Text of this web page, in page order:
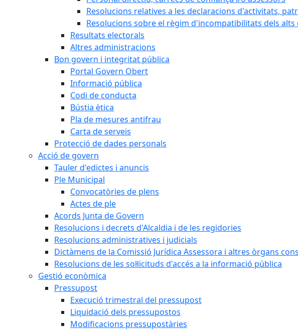
Resolucions relatives a les declaracions d'activitats,
Resolucions sobre el règim d'incompatibilitats dels
Resultats electorals
Altres administracions
Bon govern i integritat pública
Portal Govern Obert
Informació pública
Codi de conducta
Bústia ètica
Pla de mesures antifrau
Carta de serveis
Protecció de dades personals
Acció de govern
Tauler d'edictes i anuncis
Ple Municipal
Convocatòries de plens
Actes de ple
Acords Junta de Govern
Resolucions i decrets d'Alcaldia i de les regidories
Resolucions administratives i judicials
Dictàmens de la Comissió Jurídica Assessora i altres òrgans
Resolucions de les sol·licituds d'accés a la informació pública
Gestió econòmica
Pressupost
Execució trimestral del pressupost
Liquidació dels pressupostos
Modificacions pressupostàries